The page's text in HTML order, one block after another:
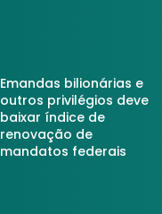
Emandas bilionárias e
outros privilégios deve
baixar índice de
renovação de
mandatos federais